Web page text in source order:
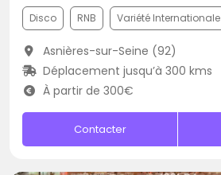
Disco RNB Variété Internationale
Asnières-sur-Seine (92)
Déplacement jusqu’à 300 kms
À partir de 300€
Contacter